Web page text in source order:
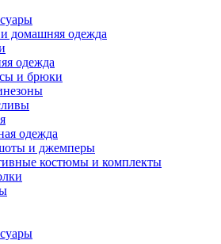
и домашняя одежда
одежда
и брюки
одежда
и джемперы
костюмы и комплекты